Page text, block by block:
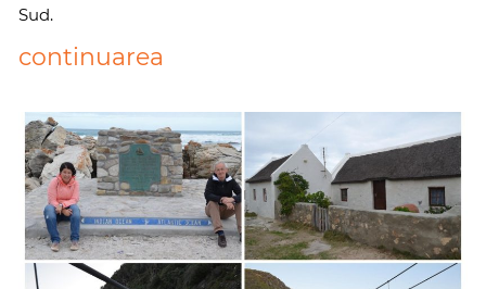
Sud.
continuarea